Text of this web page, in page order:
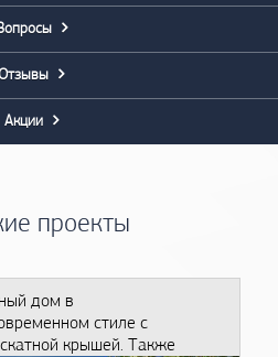
Акции
проекты
дом в
стиле с
крышей. Также